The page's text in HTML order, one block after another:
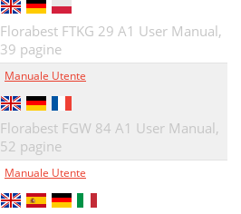
Florabest FTKG 29 A1 User Manual,
39 pagine
Manuale Utente
Florabest FGW 84 A1 User Manual,
52 pagine
Manuale Utente